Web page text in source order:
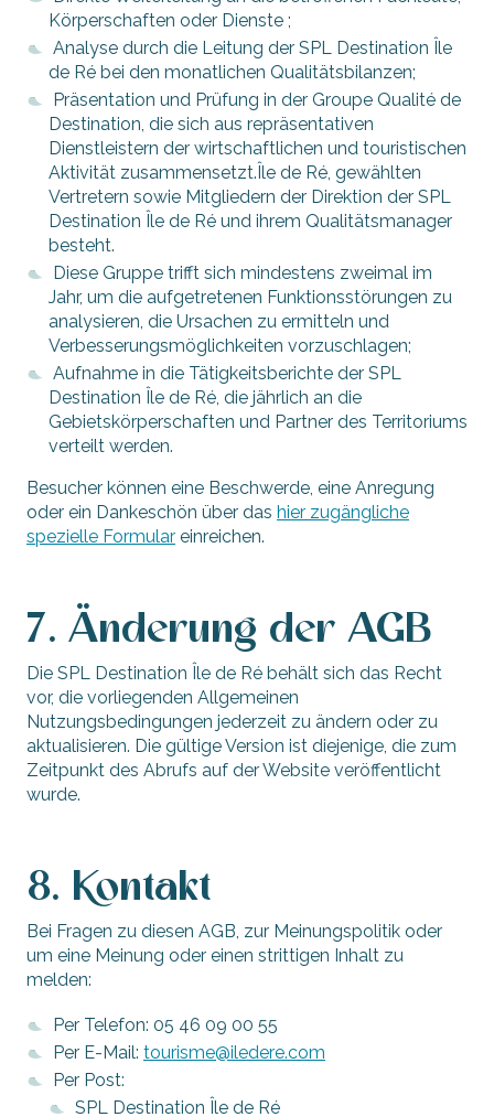
Körperschaften oder Dienste ;
Analyse durch die Leitung der SPL Destination Île
de Ré bei den monatlichen Qualitätsbilanzen;
Präsentation und Prüfung in der Groupe Qualité de
Destination, die sich aus repräsentativen
Dienstleistern der wirtschaftlichen und touristischen
Aktivität zusammensetzt.Île de Ré, gewählten
Vertretern sowie Mitgliedern der Direktion der SPL
Destination Île de Ré und ihrem Qualitätsmanager
besteht.
Diese Gruppe trifft sich mindestens zweimal im
Jahr, um die aufgetretenen Funktionsstörungen zu
analysieren, die Ursachen zu ermitteln und
Verbesserungsmöglichkeiten vorzuschlagen;
Aufnahme in die Tätigkeitsberichte der SPL
Destination Île de Ré, die jährlich an die
Gebietskörperschaften und Partner des Territoriums
verteilt werden.
Besucher können eine Beschwerde, eine Anregung
oder ein Dankeschön über das hier zugängliche
spezielle Formular einreichen.
7. Änderung der AGB
Die SPL Destination Île de Ré behält sich das Recht
vor, die vorliegenden Allgemeinen
Nutzungsbedingungen jederzeit zu ändern oder zu
aktualisieren. Die gültige Version ist diejenige, die zum
Zeitpunkt des Abrufs auf der Website veröffentlicht
wurde.
8. Kontakt
Bei Fragen zu diesen AGB, zur Meinungspolitik oder
um eine Meinung oder einen strittigen Inhalt zu
melden:
Per Telefon: 05 46 09 00 55
Per E-Mail: tourisme@iledere.com
Per Post:
SPL Destination Île de Ré